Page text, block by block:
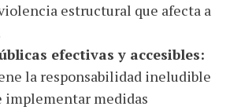
estructural que afecta a
efectivas y accesibles:
la responsabilidad ineludible
implementar medidas